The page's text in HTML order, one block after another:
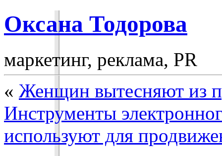
Оксана Тодорова
маркетинг, реклама, PR
« Женщин вытесняют из
Инструменты
используют для